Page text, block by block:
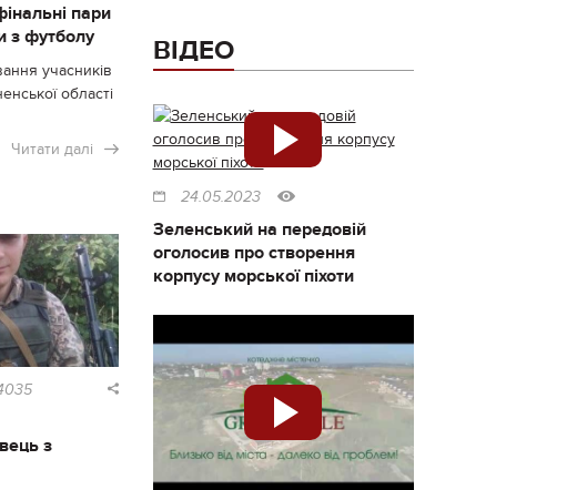
пари
з футболу
учасників
області
Читати далі
з
ВІДЕО
24.05.2023
Зеленський на передовій
оголосив про створення
корпусу морської піхоти